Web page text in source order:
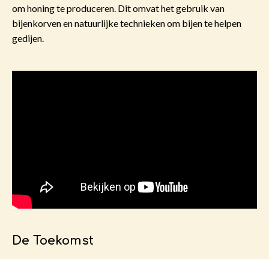
om honing te produceren. Dit omvat het gebruik van
bijenkorven en natuurlijke technieken om bijen te helpen
gedijen.
De Toekomst